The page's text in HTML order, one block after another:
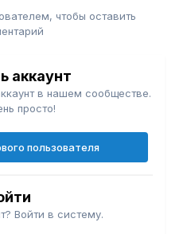
чтобы оставить
аккаунт
в нашем сообществе.
просто!
пользователя
Войти в систему.